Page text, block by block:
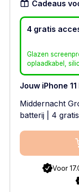
Cadeaus
4 gratis
Glazen
oplaadkabel,
Jouw iPhone 11
Middernacht
batterij | 4
Voor